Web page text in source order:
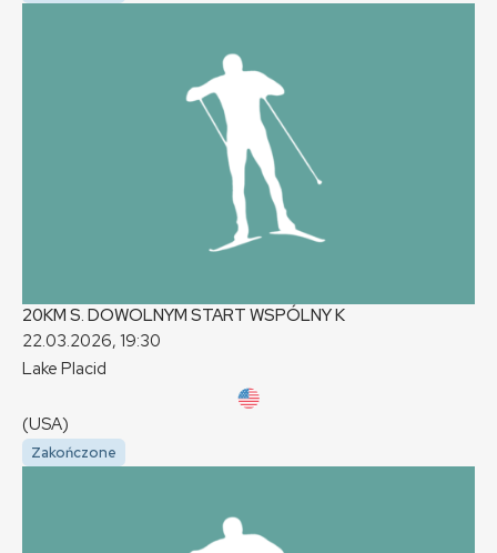
20KM S. DOWOLNYM START WSPÓLNYK
22.03.2026, 19:30
Lake Placid
(USA)
Zakończone